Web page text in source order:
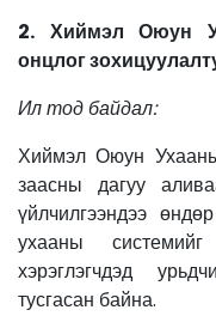
2. Хиймэл Оюун
онцлог
Ил тод байдал:
Хиймэл Оюун
заасны дагуу
үйлчилгээндээ
ухааны
хэрэглэгчдэд
тусгасан байна.